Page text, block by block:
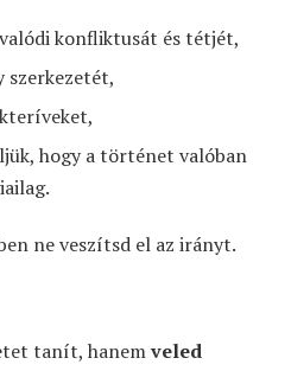
konfliktusát és tétjét,
szerkezetét,
hogy a történet valóban
ne veszítsd el az irányt.
tanít, hanemveled